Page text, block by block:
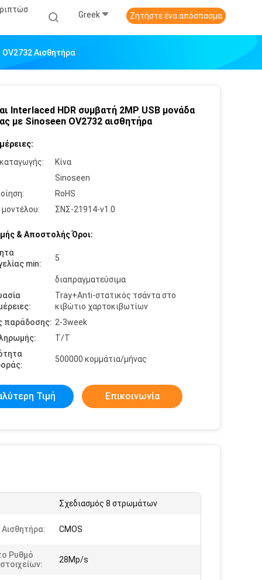
Greek Ζητήστε ένα απόσπασμα
Αισθητήρα
Interlaced HDR συμβατή 2MP USB μονάδα
με Sinoseen OV2732 αισθητήρα
Κίνα
Sinoseen
RoHS
ΣΝΣ-21914-v1.0
& Αποστολής Όροι:
min:
5
διαπραγματεύσιμα
Tray+Anti-στατικός τσάντα στο
κιβώτιο χαρτοκιβωτίων
παράδοσης: 2-3week
Τ/Τ
500000 κομμάτια/μήνας
Τιμή Επικοινωνία
Σχεδιασμός 8 στρωμάτων
CMOS
Ρυθμό
28Mp/s